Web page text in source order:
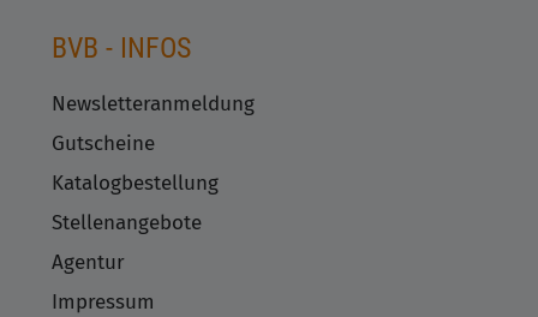
BVB - INFOS
Newsletteranmeldung
Gutscheine
Katalogbestellung
Stellenangebote
Agentur
Impressum